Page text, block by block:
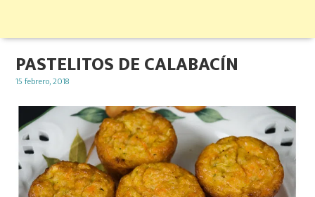
PASTELITOS DE CALABACÍN
Posted
15 febrero, 2018